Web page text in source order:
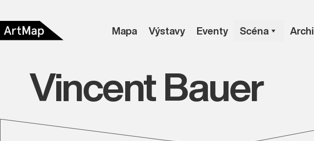
Mapa Výstavy Eventy Scéna
Vincent Bauer